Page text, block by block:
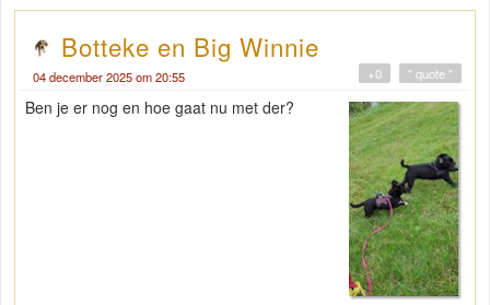
Botteke en Big Winnie
04 december 2025 om 20:55 " quote "
+0
Ben je er nog en hoe gaat nu met der?